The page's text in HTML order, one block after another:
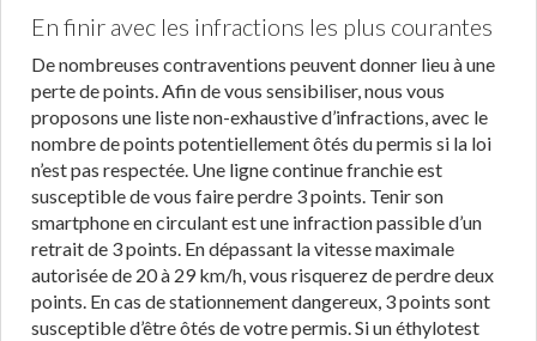
En finir avec les infractions les plus courantes
De nombreuses contraventions peuvent donner lieu à une
perte de points. Afin de vous sensibiliser, nous vous
proposons une liste non-exhaustive d’infractions, avec le
nombre de points potentiellement ôtés du permis si la loi
n’est pas respectée. Une ligne continue franchie est
susceptible de vous faire perdre 3 points. Tenir son
smartphone en circulant est une infraction passible d’un
retrait de 3 points. En dépassant la vitesse maximale
autorisée de 20 à 29 km/h, vous risquerez de perdre deux
points. En cas de stationnement dangereux, 3 points sont
susceptible d’être ôtés de votre permis. Si un éthylotest